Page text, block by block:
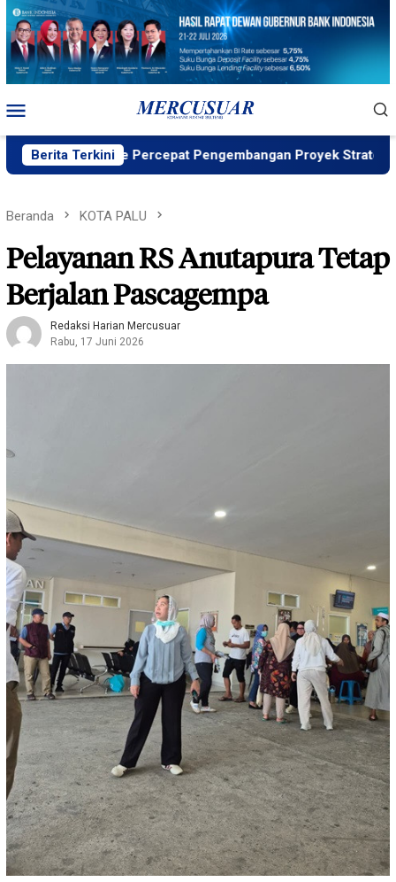
Loncat
konten
Mobile
Berita Terkini
PT Vale Percepat Pengembangan Proyek Strategis IGP
Beranda KOTA PALU
Pelayanan RS Anutapura Tetap
Berjalan Pascagempa
Redaksi Harian Mercusuar
Rabu, 17 Juni 2026